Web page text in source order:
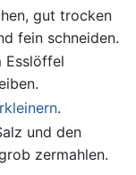
gut trocken
fein schneiden.
Esslöffel
.
und den
zermahlen.